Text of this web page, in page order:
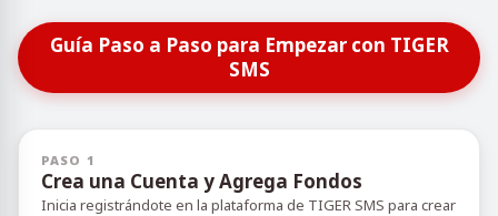
Guía Paso a Paso para Empezar con TIGER
SMS
PASO 1
Crea una Cuenta y Agrega Fondos
Inicia registrándote en la plataforma de TIGER SMS para crear